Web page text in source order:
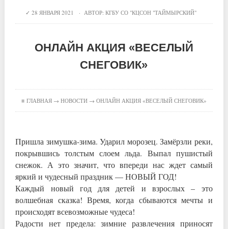
28 ЯНВАРЯ 2021 · АВТОР:КГБУ СО "КЦСОН "ТАЙМЫРСКИЙ"
ОНЛАЙН АКЦИЯ «ВЕСЕЛЫЙ
СНЕГОВИК»
≡ ГЛАВНАЯ→ НОВОСТИ→ ОНЛАЙН АКЦИЯ «ВЕСЕЛЫЙ СНЕГОВИК»
Пришла зимушка-зима. Ударил морозец. Замёрзли реки,
покрывшись толстым слоем льда. Выпал пушистый
снежок. А это значит, что впереди нас ждет самый
яркий и чудесный праздник — НОВЫЙ ГОД!
Каждый новый год для детей и взрослых – это
волшебная сказка! Время, когда сбываются мечты и
происходят всевозможные чудеса!
Радости нет предела: зимние развлечения приносят